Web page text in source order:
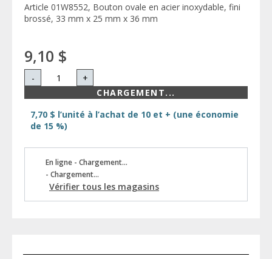
Article 01W8552, Bouton ovale en acier inoxydable, fini
brossé, 33 mm x 25 mm x 36 mm
9,10 $
-
+
CHARGEMENT...
7,70 $ l’unité à l’achat de 10 et + (une économie
de 15 %)
En ligne - Chargement...
- Chargement...
Vérifier tous les magasins